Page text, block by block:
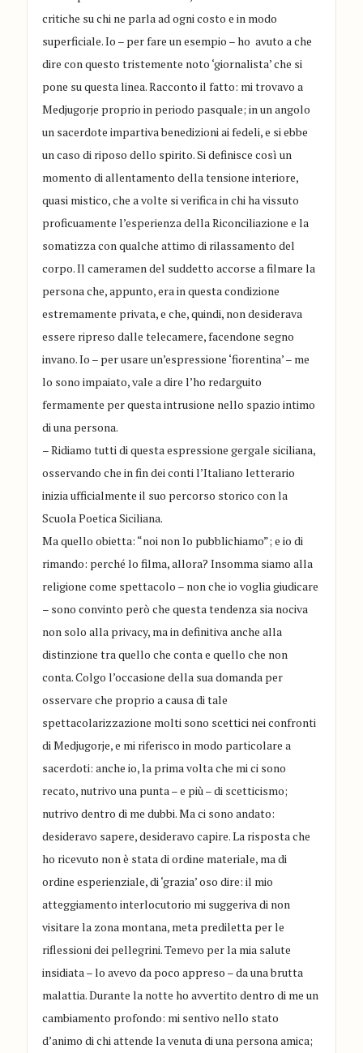
critiche su chi ne parla ad ogni costo e in modo
superficiale. Io – per fare un esempio – ho avuto a che
dire con questo tristemente noto ‘giornalista’ che si
pone su questa linea. Racconto il fatto: mi trovavo a
Medjugorje proprio in periodo pasquale; in un angolo
un sacerdote impartiva benedizioni ai fedeli, e si ebbe
un caso di riposo dello spirito. Si definisce così un
momento di allentamento della tensione interiore,
quasi mistico, che a volte si verifica in chi ha vissuto
proficuamente l’esperienza della Riconciliazione e la
somatizza con qualche attimo di rilassamento del
corpo. Il cameramen del suddetto accorse a filmare la
persona che, appunto, era in questa condizione
estremamente privata, e che, quindi, non desiderava
essere ripreso dalle telecamere, facendone segno
invano. Io – per usare un’espressione ‘fiorentina’ – me
lo sono impaiato, vale a dire l’ho redarguito
fermamente per questa intrusione nello spazio intimo
di una persona.
– Ridiamo tutti di questa espressione gergale siciliana,
osservando che in fin dei conti l’Italiano letterario
inizia ufficialmente il suo percorso storico con la
Scuola Poetica Siciliana.
Ma quello obietta: “noi non lo pubblichiamo”; e io di
rimando: perché lo filma, allora? Insomma siamo alla
religione come spettacolo – non che io voglia giudicare
– sono convinto però che questa tendenza sia nociva
non solo alla privacy, ma in definitiva anche alla
distinzione tra quello che conta e quello che non
conta. Colgo l’occasione della sua domanda per
osservare che proprio a causa di tale
spettacolarizzazione molti sono scettici nei confronti
di Medjugorje, e mi riferisco in modo particolare a
sacerdoti: anche io, la prima volta che mi ci sono
recato, nutrivo una punta – e più – di scetticismo;
nutrivo dentro di me dubbi. Ma ci sono andato:
desideravo sapere, desideravo capire. La risposta che
ho ricevuto non è stata di ordine materiale, ma di
ordine esperienziale, di ‘grazia’ oso dire: il mio
atteggiamento interlocutorio mi suggeriva di non
visitare la zona montana, meta prediletta per le
riflessioni dei pellegrini. Temevo per la mia salute
insidiata – lo avevo da poco appreso – da una brutta
malattia. Durante la notte ho avvertito dentro di me un
cambiamento profondo: mi sentivo nello stato
d’animo di chi attende la venuta di una persona amica;